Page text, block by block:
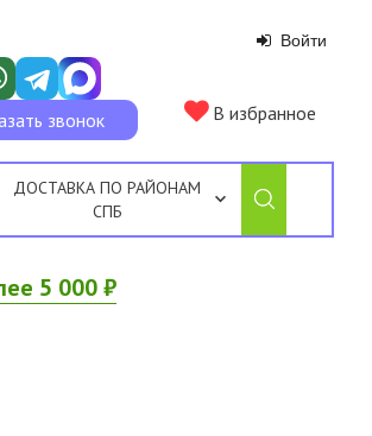
Войти
звонок В избранное
ДОСТАВКА ПО РАЙОНАМ
СПБ
5 000 ₽